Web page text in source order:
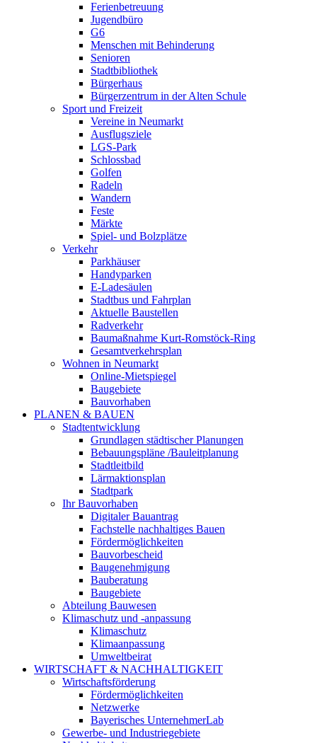
Ferienbetreuung
Jugendbüro
G6
Menschen mit Behinderung
Senioren
Stadtbibliothek
Bürgerhaus
Bürgerzentrum in der Alten Schule
Sport und Freizeit
Vereine in Neumarkt
Ausflugsziele
LGS-Park
Schlossbad
Golfen
Radeln
Wandern
Feste
Märkte
Spiel- und Bolzplätze
Verkehr
Parkhäuser
Handyparken
E-Ladesäulen
Stadtbus und Fahrplan
Aktuelle Baustellen
Radverkehr
Baumaßnahme Kurt-Romstöck-Ring
Gesamtverkehrsplan
Wohnen in Neumarkt
Online-Mietspiegel
Baugebiete
Bauvorhaben
PLANEN & BAUEN
Stadtentwicklung
Grundlagen städtischer Planungen
Bebauungspläne /Bauleitplanung
Stadtleitbild
Lärmaktionsplan
Stadtpark
Ihr Bauvorhaben
Digitaler Bauantrag
Fachstelle nachhaltiges Bauen
Fördermöglichkeiten
Bauvorbescheid
Baugenehmigung
Bauberatung
Baugebiete
Abteilung Bauwesen
Klimaschutz und -anpassung
Klimaschutz
Klimaanpassung
Umweltbeirat
WIRTSCHAFT & NACHHALTIGKEIT
Wirtschaftsförderung
Fördermöglichkeiten
Netzwerke
Bayerisches UnternehmerLab
Gewerbe- und Industriegebiete